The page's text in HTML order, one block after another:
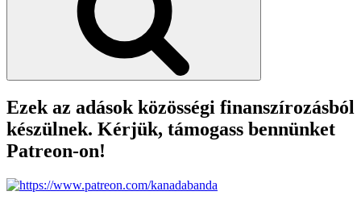
Ezek az adások közösségi finanszírozásból
készülnek. Kérjük, támogass bennünket
Patreon-on!